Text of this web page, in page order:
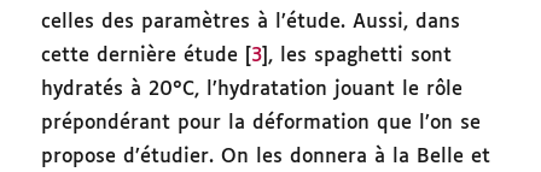
celles des paramètres à l’étude. Aussi, dans
cette dernière étude [ 3 ], les spaghetti sont
hydratés à 20°C, l’hydratation jouant le rôle
prépondérant pour la déformation que l’on se
propose d’étudier. On les donnera à la Belle et